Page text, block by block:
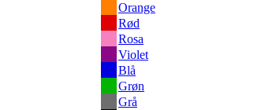
Orange
Rød
Rosa
Violet
Blå
Grøn
Grå